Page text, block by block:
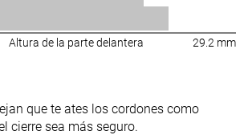
Altura de la parte delantera 29.2 mm
que te ates los cordones como
cierre sea más seguro.